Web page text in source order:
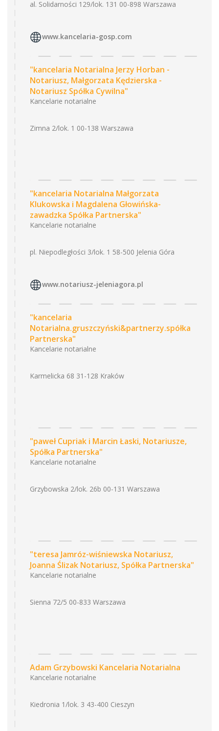
al. Solidarności 129/lok. 131 00-898 Warszawa
www.kancelaria-gosp.com
"kancelaria Notarialna Jerzy Horban -
Notariusz, Małgorzata Kędzierska -
Notariusz Spółka Cywilna"
Kancelarie notarialne
Zimna 2/lok. 1 00-138 Warszawa
"kancelaria Notarialna Małgorzata
Klukowska i Magdalena Głowińska-
zawadzka Spółka Partnerska"
Kancelarie notarialne
pl. Niepodległości 3/lok. 1 58-500 Jelenia Góra
www.notariusz-jeleniagora.pl
"kancelaria
Notarialna.gruszczyński&partnerzy.spółka
Partnerska"
Kancelarie notarialne
Karmelicka 68 31-128 Kraków
"paweł Cupriak i Marcin Łaski, Notariusze,
Spółka Partnerska"
Kancelarie notarialne
Grzybowska 2/lok. 26b 00-131 Warszawa
"teresa Jamróz-wiśniewska Notariusz,
Joanna Ślizak Notariusz, Spółka Partnerska"
Kancelarie notarialne
Sienna 72/5 00-833 Warszawa
Adam Grzybowski Kancelaria Notarialna
Kancelarie notarialne
Kiedronia 1/lok. 3 43-400 Cieszyn